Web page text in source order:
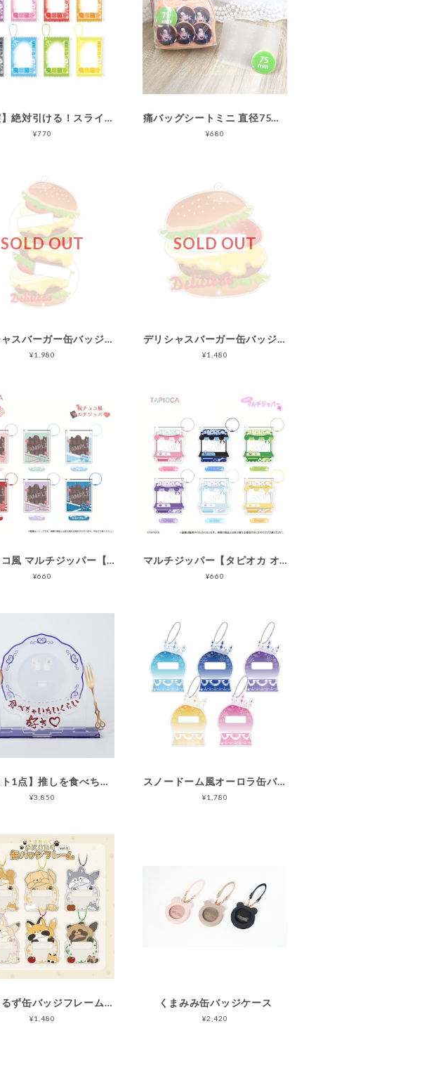
【言霊】絶対引ける！スライドポーチキーホルダー
¥770
痛バッグシートミニ 直径75㎜推奨 6個用
¥680
SOLD OUT
デリシャスバーガー缶バッジフレーム ダブル
¥1,980
SOLD OUT
デリシャスバーガー缶バッジフレーム シングル
¥1,480
板チョコ風 マルチジッパー【タピオカ オリジナル】
¥660
マルチジッパー【タピオカ オリジナル】
¥660
【ラスト1点】推しを食べちゃいたいdish!! 【缶バッジスタンド】
¥3,850
スノードーム風オーロラ缶バッジフレーム
¥1,780
あにまるず缶バッジフレーム・イヌ科
¥1,480
くまみみ缶バッジケース
¥2,420